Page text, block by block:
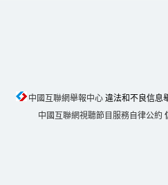
中國互聯網舉報中心違法和不良信息
中國互聯網視聽節目服務自律公約